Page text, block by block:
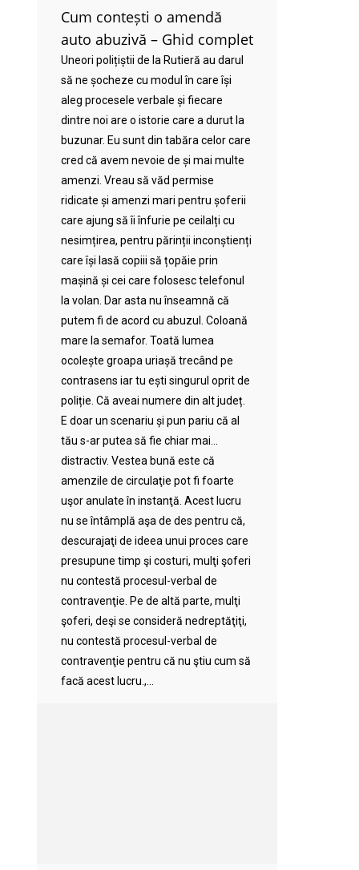
Cum contești o amendă
auto abuzivă – Ghid complet
Uneori polițiștii de la Rutieră au darul
să ne șocheze cu modul în care își
aleg procesele verbale și fiecare
dintre noi are o istorie care a durut la
buzunar. Eu sunt din tabăra celor care
cred că avem nevoie de și mai multe
amenzi. Vreau să văd permise
ridicate și amenzi mari pentru șoferii
care ajung să îi înfurie pe ceilalți cu
nesimțirea, pentru părinții inconștienți
care își lasă copiii să țopăie prin
mașină și cei care folosesc telefonul
la volan. Dar asta nu înseamnă că
putem fi de acord cu abuzul. Coloană
mare la semafor. Toată lumea
ocolește groapa uriașă trecând pe
contrasens iar tu ești singurul oprit de
poliție. Că aveai numere din alt județ.
E doar un scenariu și pun pariu că al
tău s-ar putea să fie chiar mai…
distractiv. Vestea bună este că
amenzile de circulaţie pot fi foarte
uşor anulate în instanţă. Acest lucru
nu se întâmplă aşa de des pentru că,
descurajaţi de ideea unui proces care
presupune timp şi costuri, mulţi şoferi
nu contestă procesul-verbal de
contravenţie. Pe de altă parte, mulţi
şoferi, deşi se consideră nedreptăţiţi,
nu contestă procesul-verbal de
contravenţie pentru că nu ştiu cum să
facă acest lucru.,...